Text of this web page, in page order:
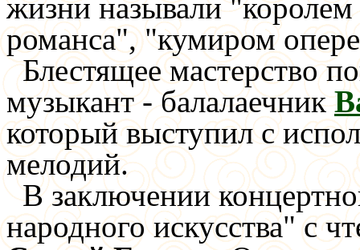
жизни называли "королем
романса", "кумиром
Блестящее мастерство
музыкант - балалаечник
который выступил с
мелодий.
В заключении
народного искусства" с